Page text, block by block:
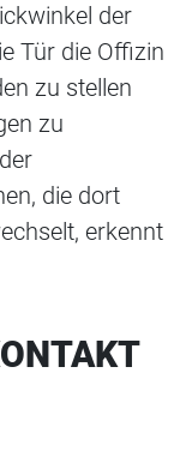
der
Tür die Offizin
zu stellen
zu
die dort
erkennt